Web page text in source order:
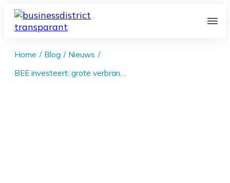
Home / Blog / Nieuws /
BEE investeert: grote verbrandingsoven voor restafval in Gent